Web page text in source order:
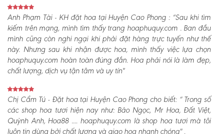
Anh Phạm Tài - KH đặt hoa tại Huyện Cao Phong :“Sau khi tìm
kiếm trên mạng, mình tìm thấy trang hoaphuquy.com . Ban đầu
mình cũng còn nghi ngại khi phải đặt hàng trực tuyến như thế
này. Nhưng sau khi nhận được hoa, mình thấy việc lựa chọn
hoaphuquy.com hoàn toàn đúng đắn. Hoa phải nói là làm đẹp,
chất lượng, dịch vụ tận tâm và uy tín"
Chị Cẩm Tú - Đặt hoa tại Huyện Cao Phong cho biết:“ Trong số
các shop hoa tươi hiện nay như: Bảo Ngọc, Mr Hoa, Đất Việt,
Quỳnh Anh, Hoa88 .... hoaphuquy.com là shop hoa tươi mà tôi
luôn tin dùng bởi chất lượng và giao hoa nhanh chóng" .